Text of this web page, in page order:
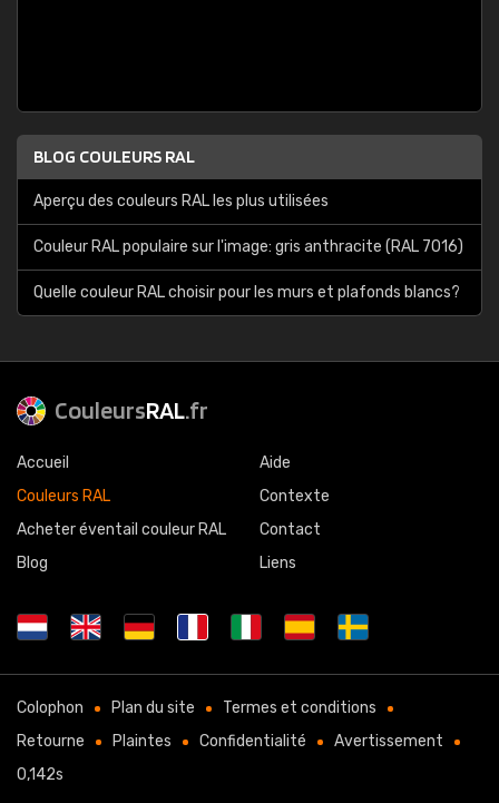
BLOG COULEURS RAL
Aperçu des couleurs RAL les plus utilisées
Couleur RAL populaire sur l'image: gris anthracite (RAL 7016)
Quelle couleur RAL choisir pour les murs et plafonds blancs?
CouleursRAL.fr
Accueil
Couleurs RAL
Acheter éventail couleur RAL
Blog
Aide
Contexte
Contact
Liens
Colophon Plan du site
Termes et conditions
Retourne
Plaintes Confidentialité
Avertissement
0,142s